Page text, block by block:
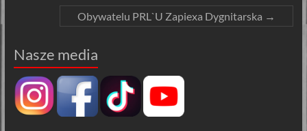
Obywatelu PRL`U Zapiexa Dygnitarska →
Nasze media